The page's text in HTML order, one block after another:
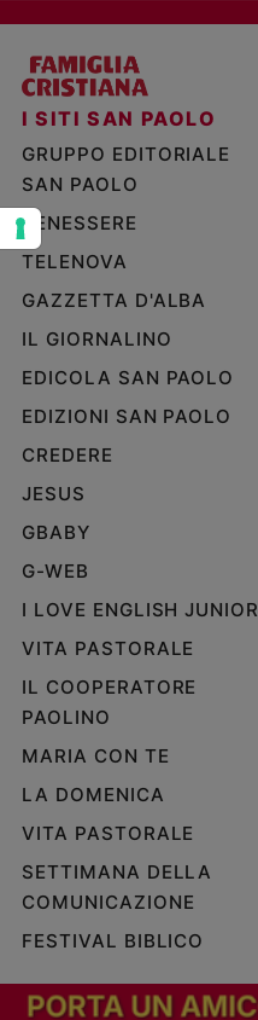
Riflessioni
Video
Podcast
Privacy
Policy
Chi
siamo
Pubblicità
Registrati
I SITI SAN PAOLO
GRUPPO EDITORIALE
SAN PAOLO
BENESSERE
TELENOVA
GAZZETTA D'ALBA
IL GIORNALINO
EDICOLA SAN PAOLO
EDIZIONI SAN PAOLO
CREDERE
JESUS
GBABY
G-WEB
I LOVE ENGLISH JUNIOR
VITA PASTORALE
IL COOPERATORE
PAOLINO
MARIA CON TE
LA DOMENICA
VITA PASTORALE
SETTIMANA DELLA
COMUNICAZIONE
FESTIVAL BIBLICO